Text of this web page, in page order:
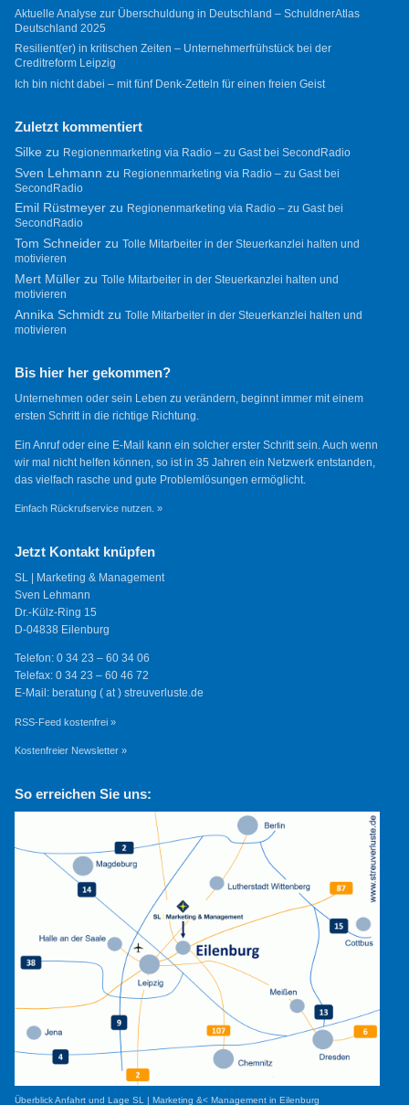
Aktuelle Analyse zur Überschuldung in Deutschland – SchuldnerAtlas
Deutschland 2025
Resilient(er) in kritischen Zeiten – Unternehmerfrühstück bei der
Creditreform Leipzig
Ich bin nicht dabei – mit fünf Denk-Zetteln für einen freien Geist
Zuletzt kommentiert
Silkezu Regionenmarketing via Radio – zu Gast bei SecondRadio
Sven Lehmann zu Regionenmarketing via Radio – zu Gast bei
SecondRadio
Emil Rüstmeyerzu Regionenmarketing via Radio – zu Gast bei
SecondRadio
Tom Schneiderzu Tolle Mitarbeiter in der Steuerkanzlei halten und
motivieren
Mert Müllerzu Tolle Mitarbeiter in der Steuerkanzlei halten und
motivieren
Annika Schmidtzu Tolle Mitarbeiter in der Steuerkanzlei halten und
motivieren
Bis hier her gekommen?
Unternehmen oder sein Leben zu verändern, beginnt immer mit einem
ersten Schritt in die richtige Richtung.
Ein Anruf oder eine E-Mail kann ein solcher erster Schritt sein. Auch wenn
wir mal nicht helfen können, so ist in 35 Jahren ein Netzwerk entstanden,
das vielfach rasche und gute Problemlösungen ermöglicht.
Einfach Rückrufservice nutzen. »
Jetzt Kontakt knüpfen
SL | Marketing & Management
Sven Lehmann
Dr.-Külz-Ring 15
D-04838 Eilenburg
Telefon: 0 34 23 – 60 34 06
Telefax: 0 34 23 – 60 46 72
E-Mail: beratung ( at ) streuverluste.de
RSS-Feed kostenfrei »
Kostenfreier Newsletter »
So erreichen Sie uns:
Überblick Anfahrt und Lage SL | Marketing &< Management in Eilenburg